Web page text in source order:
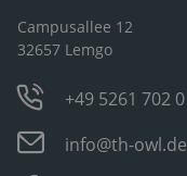
Campusallee 12
32657 Lemgo
+49 5261 702 0
info@th-owl.de